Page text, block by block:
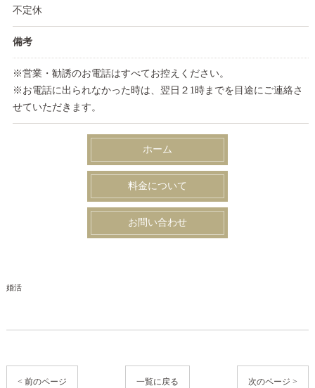
不定休
備考
※営業・勧誘のお電話はすべてお控えください。
※お電話に出られなかった時は、翌日２1時までを目途にご連絡さ
せていただきます。
ホーム
料金について
お問い合わせ
婚活
< 前のページ 一覧に戻る 次のページ >